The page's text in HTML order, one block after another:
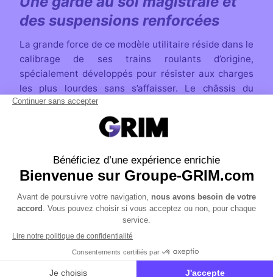
des suspensions renforcées
La grande force de ce modèle utilitaire réside dans le
calibrage de ses trains roulants d’origine,
spécialement développés pour résister aux charges
les plus lourdes sans s’affaisser. Le châssis du
Traxter XU HD11 T repose sur des bras triangulaires
doubles arqués qui libèrent un espace central
maximal sous le véhicule pour survoler les souches,
à sa capacité maximale, le Traxter XU HD11 T
conserve une stabilité souveraine et une motricité
impériale sur les pistes accidentées, tout en
bénéficiant d’une garde au sol adaptée facilitant le
franchissement et une visibilité périphérique
optimisée pour anticiper chaque obstacle en toutes
circonstances.
Le cockpit Pro-Torque : un